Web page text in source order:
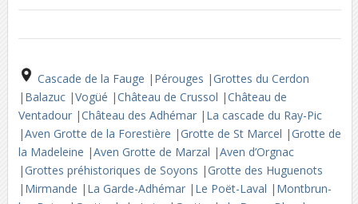
Cascade de la Fauge | Pérouges |Grottes du Cerdon
| Balazuc |Vogüé |Château de Crussol |Château de
Ventadour |Château des Adhémar | La cascade du Ray-Pic
|Aven Grotte de la Forestière |Grotte de St Marcel |Grotte de
la Madeleine |Aven Grotte de Marzal |Aven d’Orgnac
|Grottes préhistoriques de Soyons |Grotte des Huguenots
| Mirmande | La Garde-Adhémar | Le Poët-Laval | Montbrun-